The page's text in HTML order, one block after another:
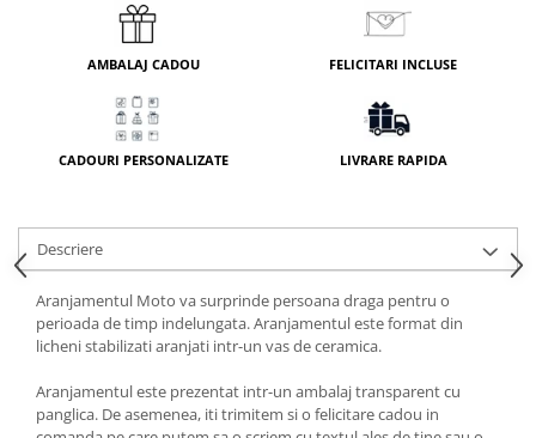
AMBALAJ CADOU FELICITARI INCLUSE
CADOURI PERSONALIZATE LIVRARE RAPIDA
Descriere
Aranjamentul Moto va surprinde persoana draga pentru o
perioada de timp indelungata. Aranjamentul este format din
licheni stabilizati aranjati intr-un vas de ceramica.
Aranjamentul este prezentat intr-un ambalaj transparent cu
panglica. De asemenea, iti trimitem si o felicitare cadou in